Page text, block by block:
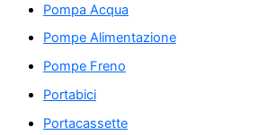
Pompa Acqua
Pompe Alimentazione
Pompe Freno
Portabici
Portacassette